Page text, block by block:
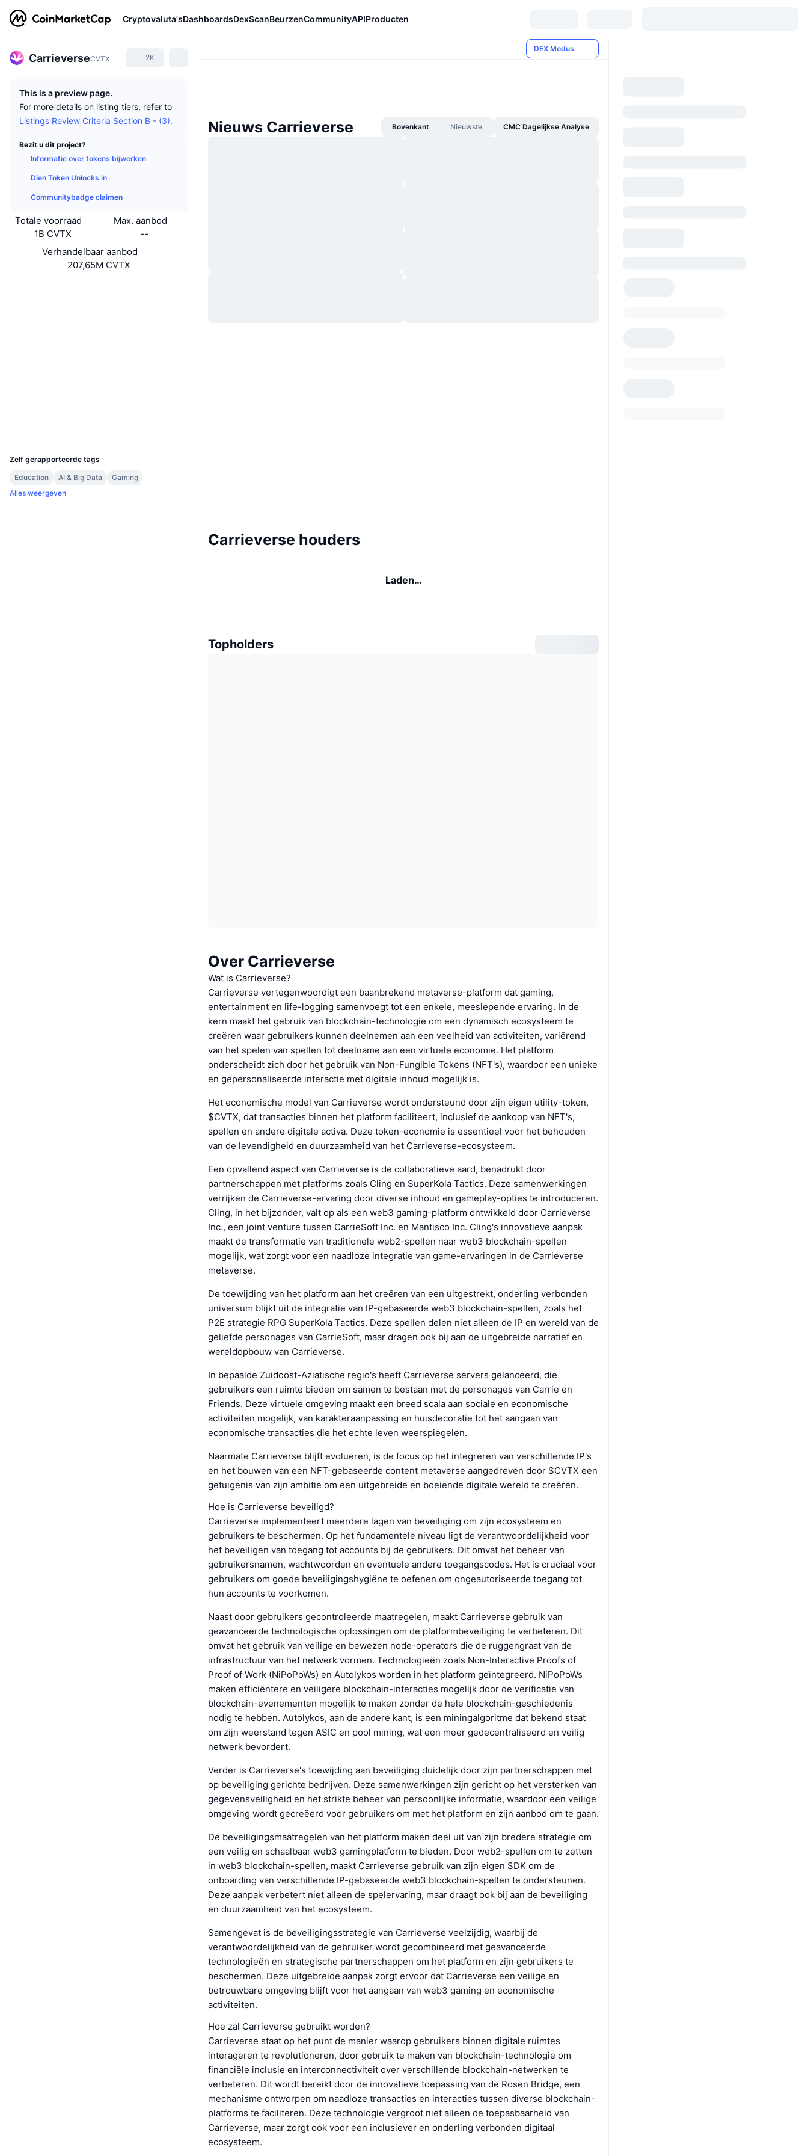
Cryptovaluta'sDashboardsDexScanBeurzenCommunityAPIProducten
CarrieverseCVTX 2K
This is a preview page.
For more details on listing tiers, refer to
Listings Review Criteria Section B - (3).
Bezit u dit project?
Informatie over tokens bijwerken
Dien Token Unlocks in
Communitybadge claimen
Totale voorraad
1B CVTX
Max. aanbod
--
Verhandelbaar aanbod
207,65M CVTX
Zelf gerapporteerde tags
Education
AI & Big Data
Gaming
Alles weergeven
DEX Modus
Nieuws Carrieverse Bovenkant Nieuwste CMC Dagelijkse Analyse
Carrieverse houders
Laden…
Topholders
Over Carrieverse
Wat is Carrieverse?
Carrieverse vertegenwoordigt een baanbrekend metaverse-platform dat gaming,
entertainment en life-logging samenvoegt tot een enkele, meeslepende ervaring. In de
kern maakt het gebruik van blockchain-technologie om een dynamisch ecosysteem te
creëren waar gebruikers kunnen deelnemen aan een veelheid van activiteiten, variërend
van het spelen van spellen tot deelname aan een virtuele economie. Het platform
onderscheidt zich door het gebruik van Non-Fungible Tokens (NFT's), waardoor een unieke
en gepersonaliseerde interactie met digitale inhoud mogelijk is.
Het economische model van Carrieverse wordt ondersteund door zijn eigen utility-token,
$CVTX, dat transacties binnen het platform faciliteert, inclusief de aankoop van NFT's,
spellen en andere digitale activa. Deze token-economie is essentieel voor het behouden
van de levendigheid en duurzaamheid van het Carrieverse-ecosysteem.
Een opvallend aspect van Carrieverse is de collaboratieve aard, benadrukt door
partnerschappen met platforms zoals Cling en SuperKola Tactics. Deze samenwerkingen
verrijken de Carrieverse-ervaring door diverse inhoud en gameplay-opties te introduceren.
Cling, in het bijzonder, valt op als een web3 gaming-platform ontwikkeld door Carrieverse
Inc., een joint venture tussen CarrieSoft Inc. en Mantisco Inc. Cling's innovatieve aanpak
maakt de transformatie van traditionele web2-spellen naar web3 blockchain-spellen
mogelijk, wat zorgt voor een naadloze integratie van game-ervaringen in de Carrieverse
metaverse.
De toewijding van het platform aan het creëren van een uitgestrekt, onderling verbonden
universum blijkt uit de integratie van IP-gebaseerde web3 blockchain-spellen, zoals het
P2E strategie RPG SuperKola Tactics. Deze spellen delen niet alleen de IP en wereld van de
geliefde personages van CarrieSoft, maar dragen ook bij aan de uitgebreide narratief en
wereldopbouw van Carrieverse.
In bepaalde Zuidoost-Aziatische regio's heeft Carrieverse servers gelanceerd, die
gebruikers een ruimte bieden om samen te bestaan met de personages van Carrie en
Friends. Deze virtuele omgeving maakt een breed scala aan sociale en economische
activiteiten mogelijk, van karakteraanpassing en huisdecoratie tot het aangaan van
economische transacties die het echte leven weerspiegelen.
Naarmate Carrieverse blijft evolueren, is de focus op het integreren van verschillende IP's
en het bouwen van een NFT-gebaseerde content metaverse aangedreven door $CVTX een
getuigenis van zijn ambitie om een uitgebreide en boeiende digitale wereld te creëren.
Hoe is Carrieverse beveiligd?
Carrieverse implementeert meerdere lagen van beveiliging om zijn ecosysteem en
gebruikers te beschermen. Op het fundamentele niveau ligt de verantwoordelijkheid voor
het beveiligen van toegang tot accounts bij de gebruikers. Dit omvat het beheer van
gebruikersnamen, wachtwoorden en eventuele andere toegangscodes. Het is cruciaal voor
gebruikers om goede beveiligingshygiëne te oefenen om ongeautoriseerde toegang tot
hun accounts te voorkomen.
Naast door gebruikers gecontroleerde maatregelen, maakt Carrieverse gebruik van
geavanceerde technologische oplossingen om de platformbeveiliging te verbeteren. Dit
omvat het gebruik van veilige en bewezen node-operators die de ruggengraat van de
infrastructuur van het netwerk vormen. Technologieën zoals Non-Interactive Proofs of
Proof of Work (NiPoPoWs) en Autolykos worden in het platform geïntegreerd. NiPoPoWs
maken efficiëntere en veiligere blockchain-interacties mogelijk door de verificatie van
blockchain-evenementen mogelijk te maken zonder de hele blockchain-geschiedenis
nodig te hebben. Autolykos, aan de andere kant, is een miningalgoritme dat bekend staat
om zijn weerstand tegen ASIC en pool mining, wat een meer gedecentraliseerd en veilig
netwerk bevordert.
Verder is Carrieverse's toewijding aan beveiliging duidelijk door zijn partnerschappen met
op beveiliging gerichte bedrijven. Deze samenwerkingen zijn gericht op het versterken van
gegevensveiligheid en het strikte beheer van persoonlijke informatie, waardoor een veilige
omgeving wordt gecreëerd voor gebruikers om met het platform en zijn aanbod om te gaan.
De beveiligingsmaatregelen van het platform maken deel uit van zijn bredere strategie om
een veilig en schaalbaar web3 gamingplatform te bieden. Door web2-spellen om te zetten
in web3 blockchain-spellen, maakt Carrieverse gebruik van zijn eigen SDK om de
onboarding van verschillende IP-gebaseerde web3 blockchain-spellen te ondersteunen.
Deze aanpak verbetert niet alleen de spelervaring, maar draagt ook bij aan de beveiliging
en duurzaamheid van het ecosysteem.
Samengevat is de beveiligingsstrategie van Carrieverse veelzijdig, waarbij de
verantwoordelijkheid van de gebruiker wordt gecombineerd met geavanceerde
technologieën en strategische partnerschappen om het platform en zijn gebruikers te
beschermen. Deze uitgebreide aanpak zorgt ervoor dat Carrieverse een veilige en
betrouwbare omgeving blijft voor het aangaan van web3 gaming en economische
activiteiten.
Hoe zal Carrieverse gebruikt worden?
Carrieverse staat op het punt de manier waarop gebruikers binnen digitale ruimtes
interageren te revolutioneren, door gebruik te maken van blockchain-technologie om
financiële inclusie en interconnectiviteit over verschillende blockchain-netwerken te
verbeteren. Dit wordt bereikt door de innovatieve toepassing van de Rosen Bridge, een
mechanisme ontworpen om naadloze transacties en interacties tussen diverse blockchain-
platforms te faciliteren. Deze technologie vergroot niet alleen de toepasbaarheid van
Carrieverse, maar zorgt ook voor een inclusiever en onderling verbonden digitaal
ecosysteem.